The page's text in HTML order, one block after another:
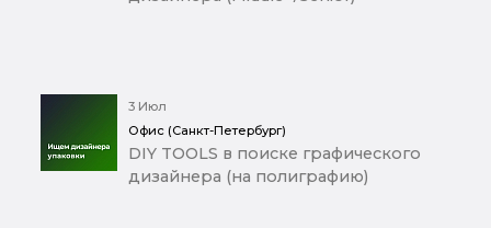
3 Июл
Офис (Санкт-Петербург)
DIY TOOLS в поиске графического
дизайнера (на полиграфию)